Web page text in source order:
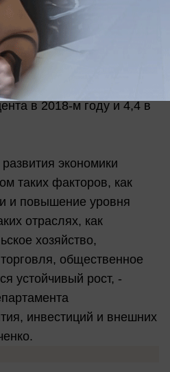
хозяйстве,
сферах.
рост заработной платы
росте
в 2018-м году и 4,4 в
экономики
таких факторов, как
и повышение уровня
отраслях, как
хозяйство,
общественное
устойчивый рост, -
инвестиций и внешних